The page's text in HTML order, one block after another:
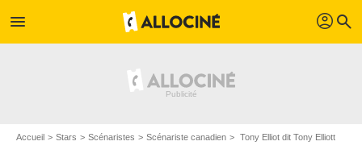
menu profil search
Accueil Stars Scénaristes Scénariste canadien Tony Elliot dit Tony Elliott